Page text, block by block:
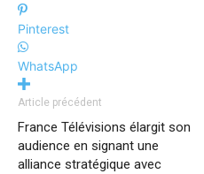
Pinterest
WhatsApp
Article précédent
France Télévisions élargit son
audience en signant une
alliance stratégique avec